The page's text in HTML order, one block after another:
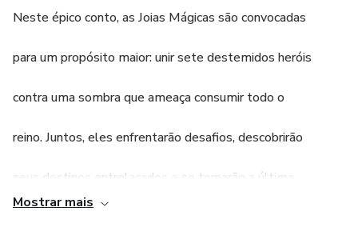
Neste épico conto, as Joias Mágicas são convocadas
para um propósito maior: unir sete destemidos heróis
contra uma sombra que ameaça consumir todo o
reino. Juntos, eles enfrentarão desafios, descobrirão
seus destinos entrelaçados e se tornarão a última
Mostrar mais